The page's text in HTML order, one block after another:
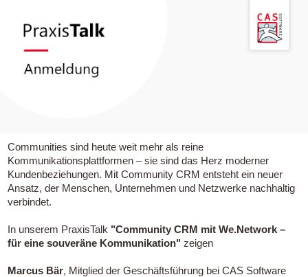
Communities sind heute weit mehr als reine
Kommunikationsplattformen – sie sind das Herz moderner
Kundenbeziehungen. Mit Community CRM entsteht ein neuer
Ansatz, der Menschen, Unternehmen und Netzwerke nachhaltig
verbindet.
In unserem PraxisTalk "Community CRM mit We.Network –
für eine souveräne Kommunikation" zeigen
Marcus Bär, Mitglied der Geschäftsführung bei CAS Software